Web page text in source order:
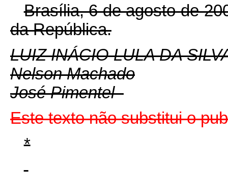
Brasília, 6 de agosto de
da República.
LUIZ INÁCIO LULA DA
Nelson Machado
José Pimentel
Este texto não substitui o
*